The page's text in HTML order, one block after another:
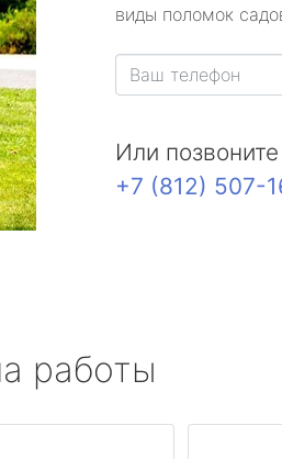
виды поломок
Или
+7 (812) 507-
работы